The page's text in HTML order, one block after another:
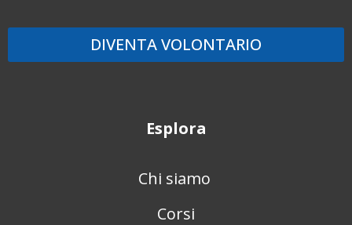
DIVENTA VOLONTARIO
Esplora
Chi siamo
Corsi